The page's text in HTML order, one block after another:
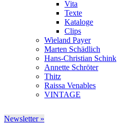
Vita
Texte
Kataloge
Clips
Wieland Payer
Marten Schädlich
Hans-Christian Schink
Annette Schröter
Thitz
Raissa Venables
VINTAGE
Newsletter »